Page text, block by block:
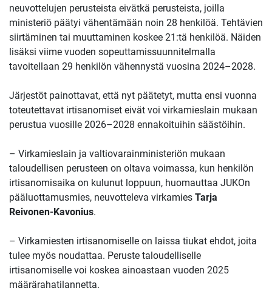
neuvottelujen perusteista eivätkä perusteista, joilla
ministeriö päätyi vähentämään noin 28 henkilöä. Tehtävien
siirtäminen tai muuttaminen koskee 21:tä henkilöä. Näiden
lisäksi viime vuoden sopeuttamissuunnitelmalla
tavoitellaan 29 henkilön vähennystä vuosina 2024–2028.
Järjestöt painottavat, että nyt päätetyt, mutta ensi vuonna
toteutettavat irtisanomiset eivät voi virkamieslain mukaan
perustua vuosille 2026–2028 ennakoituihin säästöihin.
– Virkamieslain ja valtiovarainministeriön mukaan
taloudellisen perusteen on oltava voimassa, kun henkilön
irtisanomisaika on kulunut loppuun, huomauttaa JUKOn
pääluottamusmies, neuvotteleva virkamies Tarja
Reivonen-Kavonius.
– Virkamiesten irtisanomiselle on laissa tiukat ehdot, joita
tulee myös noudattaa. Peruste taloudelliselle
irtisanomiselle voi koskea ainoastaan vuoden 2025
määrärahatilannetta.